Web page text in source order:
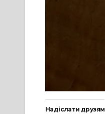
Надіслати друзям